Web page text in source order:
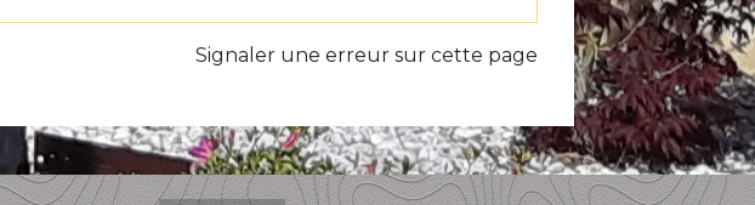
Signaler une erreur sur cette page